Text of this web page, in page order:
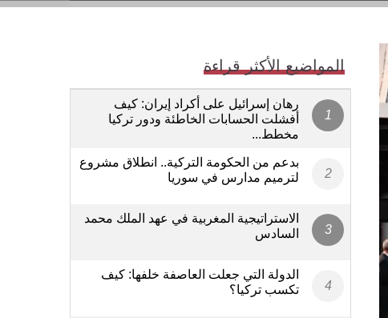
المواضيع الأكثر قراءة
رهان إسرائيل على أكراد إيران: كيف
أفشلت الحسابات الخاطئة ودور تركيا
مخطط...
بدعم من الحكومة التركية.. انطلاق مشروع
لترميم مدارس في سوريا
الاستراتيجية المغربية في عهد الملك محمد
السادس
الدولة التي جعلت العاصفة خلفها: كيف
تكسب تركيا؟